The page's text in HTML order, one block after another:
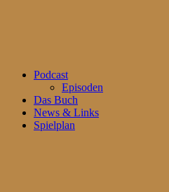
Podcast
Episoden
Das Buch
News & Links
Spielplan